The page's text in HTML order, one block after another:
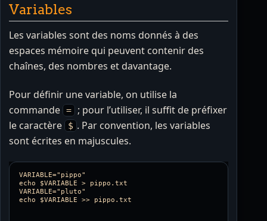
Variables
Les variables sont des noms donnés à des
espaces mémoire qui peuvent contenir des
chaînes, des nombres et davantage.
Pour définir une variable, on utilise la
commande =
; pour l’utiliser, il suffit de préfixer
le caractère
$ . Par convention, les variables
sont écrites en majuscules.
VARIABLE="pippo"
echo $VARIABLE > pippo.txt
VARIABLE="pluto"